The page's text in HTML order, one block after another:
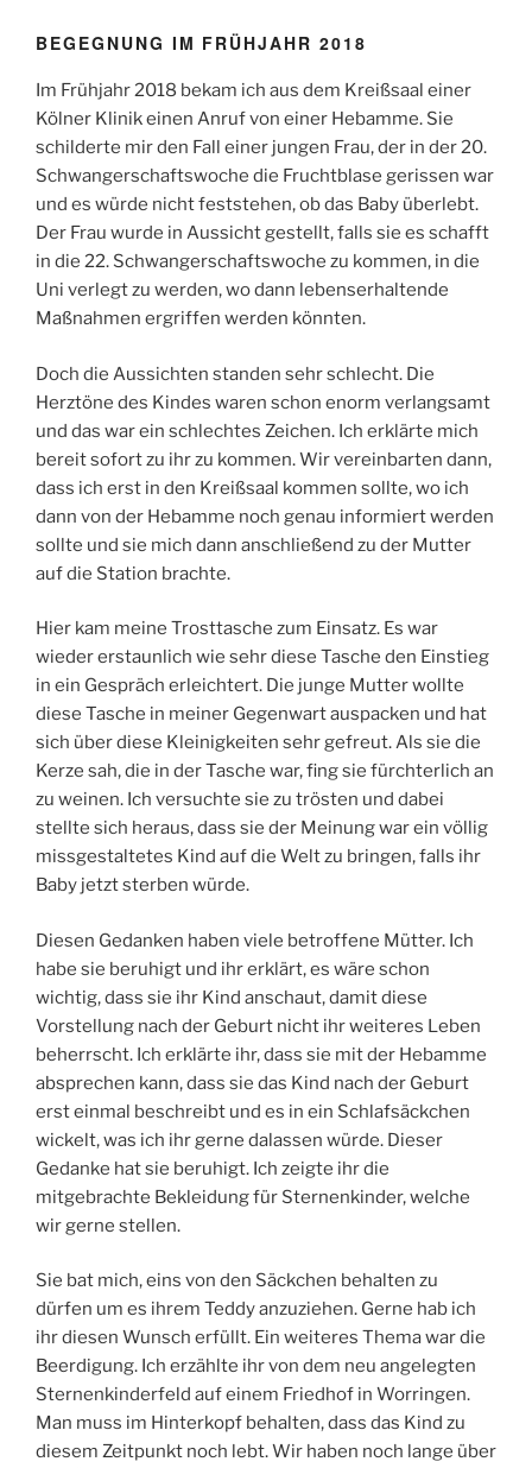
BEGEGNUNG IM FRÜHJAHR 2018
Im Frühjahr 2018 bekam ich aus dem Kreißsaal einer
Kölner Klinik einen Anruf von einer Hebamme. Sie
schilderte mir den Fall einer jungen Frau, der in der 20.
Schwangerschaftswoche die Fruchtblase gerissen war
und es würde nicht feststehen, ob das Baby überlebt.
Der Frau wurde in Aussicht gestellt, falls sie es schafft
in die 22. Schwangerschaftswoche zu kommen, in die
Uni verlegt zu werden, wo dann lebenserhaltende
Maßnahmen ergriffen werden könnten.
Doch die Aussichten standen sehr schlecht. Die
Herztöne des Kindes waren schon enorm verlangsamt
und das war ein schlechtes Zeichen. Ich erklärte mich
bereit sofort zu ihr zu kommen. Wir vereinbarten dann,
dass ich erst in den Kreißsaal kommen sollte, wo ich
dann von der Hebamme noch genau informiert werden
sollte und sie mich dann anschließend zu der Mutter
auf die Station brachte.
Hier kam meine Trosttasche zum Einsatz. Es war
wieder erstaunlich wie sehr diese Tasche den Einstieg
in ein Gespräch erleichtert. Die junge Mutter wollte
diese Tasche in meiner Gegenwart auspacken und hat
sich über diese Kleinigkeiten sehr gefreut. Als sie die
Kerze sah, die in der Tasche war, fing sie fürchterlich an
zu weinen. Ich versuchte sie zu trösten und dabei
stellte sich heraus, dass sie der Meinung war ein völlig
missgestaltetes Kind auf die Welt zu bringen, falls ihr
Baby jetzt sterben würde.
Diesen Gedanken haben viele betroffene Mütter. Ich
habe sie beruhigt und ihr erklärt, es wäre schon
wichtig, dass sie ihr Kind anschaut, damit diese
Vorstellung nach der Geburt nicht ihr weiteres Leben
beherrscht. Ich erklärte ihr, dass sie mit der Hebamme
absprechen kann, dass sie das Kind nach der Geburt
erst einmal beschreibt und es in ein Schlafsäckchen
wickelt, was ich ihr gerne dalassen würde. Dieser
Gedanke hat sie beruhigt. Ich zeigte ihr die
mitgebrachte Bekleidung für Sternenkinder, welche
wir gerne stellen.
Sie bat mich, eins von den Säckchen behalten zu
dürfen um es ihrem Teddy anzuziehen. Gerne hab ich
ihr diesen Wunsch erfüllt. Ein weiteres Thema war die
Beerdigung. Ich erzählte ihr von dem neu angelegten
Sternenkinderfeld auf einem Friedhof in Worringen.
Man muss im Hinterkopf behalten, dass das Kind zu
diesem Zeitpunkt noch lebt. Wir haben noch lange über